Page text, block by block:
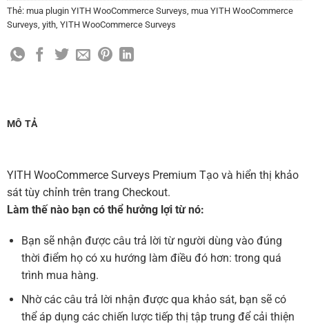
Thẻ: mua plugin YITH WooCommerce Surveys, mua YITH WooCommerce
Surveys, yith, YITH WooCommerce Surveys
MÔ TẢ
YITH WooCommerce Surveys Premium Tạo và hiển thị khảo
sát tùy chỉnh trên trang Checkout.
Làm thế nào bạn có thể hưởng lợi từ nó:
Bạn sẽ nhận được câu trả lời từ người dùng vào đúng
thời điểm họ có xu hướng làm điều đó hơn: trong quá
trình mua hàng.
Nhờ các câu trả lời nhận được qua khảo sát, bạn sẽ có
thể áp dụng các chiến lược tiếp thị tập trung để cải thiện